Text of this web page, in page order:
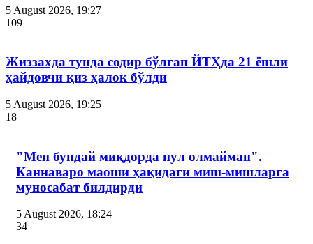
5 August 2026, 19:27
109
Жиззахда тунда содир бўлган ЙТҲда 21 ёшли
ҳайдовчи қиз ҳалок бўлди
5 August 2026, 19:25
18
"Мен бундай миқдорда пул олмайман".
Каннаваро маоши ҳақидаги миш-мишларга
муносабат билдирди
5 August 2026, 18:24
34